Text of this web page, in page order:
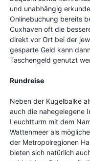
und unabhängig
Onlinebuchung bereits
Cuxhaven oft die
direkt vor Ort bei der
gesparte Geld kann
Taschengeld genutzt
Rundreise
Neben der Kugelbalke
auch die nahegelegene
Leuchtturm mit dem
Wattenmeer als
der Metropolregionen
bieten sich natürlich